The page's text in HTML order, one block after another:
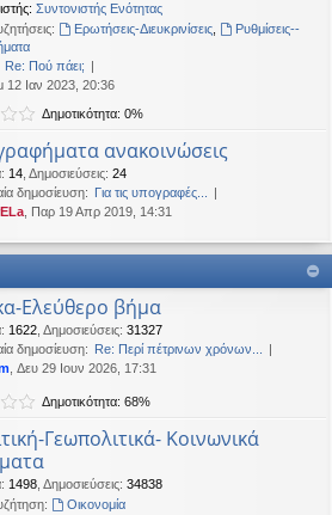
όλους!
2026, 14:21
↑
όλους!
02:48
Καλή Ανάσταση.
21:30
07:43
03:18
μήνυμα
↑
υπό κατοχή στο καθεστώς ΝΔ.
Συντονιστής Ενότητας
Ερωτήσεις-Διευκρινίσεις,
Ρυθμίσεις--
Re: Πού πάει;
12 Ιαν 2023, 20:36
Δημοτικότητα: 0%
ανακοινώσεις
: 14 Δημοσιεύσεις: 24
δημοσίευση: Για τις υπογραφές...
, Παρ 19 Απρ 2019, 14:31
Ελεύθερο βήμα
: 1622 Δημοσιεύσεις: 31327
δημοσίευση: Re: Περί πέτρινων χρόνων...
, Δευ 29 Ιουν 2026, 17:31
Δημοτικότητα: 68%
Γεωπολιτικά- Κοινωνικά
: 1498 Δημοσιεύσεις: 34838
Oικονομία